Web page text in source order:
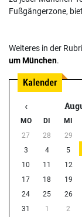
Fußgängerzone,
Weiteres in der
um München.
‹
MO DI MI
27
28 29
3
4 5
10
11 12
17
18 19
24
25 26
31
1 2